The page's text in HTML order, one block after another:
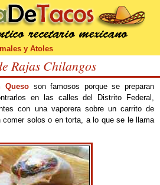
y Atoles
Rajas Chilangos
Queso son famosos porque se preparan
en las calles del Distrito Federal,
con una vaporera sobre un carrito de
comer solos o en torta, a lo que se le llama